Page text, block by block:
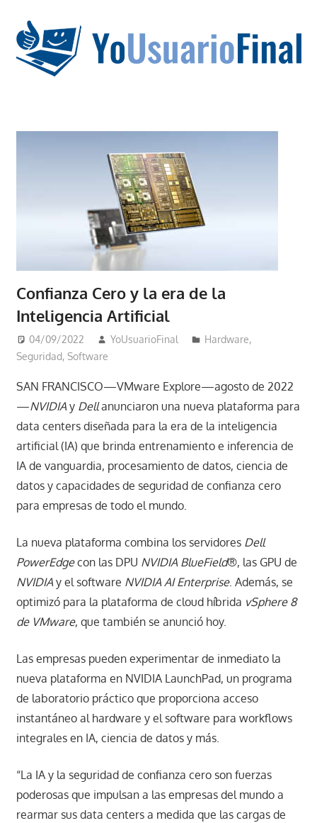
contenido
Confianza Cero y la era de la
Inteligencia Artificial
04/09/2022 YoUsuarioFinal Hardware,
Seguridad, Software
SAN FRANCISCO—VMware Explore—agosto de 2022
—NVIDIA y Dellanunciaron una nueva plataforma para
data centers diseñada para la era de la inteligencia
artificial (IA) que brinda entrenamiento e inferencia de
IA de vanguardia, procesamiento de datos, ciencia de
datos y capacidades de seguridad de confianza cero
para empresas de todo el mundo.
La nueva plataforma combina los servidores Dell
PowerEdgecon las DPU NVIDIA BlueField®, las GPU de
NVIDIA y el software NVIDIA AI Enterprise. Además, se
optimizó para la plataforma de cloud híbrida vSphere 8
de VMware, que también se anunció hoy.
Las empresas pueden experimentar de inmediato la
nueva plataforma en NVIDIA LaunchPad, un programa
de laboratorio práctico que proporciona acceso
instantáneo al hardware y el software para workflows
integrales en IA, ciencia de datos y más.
“La IA y la seguridad de confianza cero son fuerzas
poderosas que impulsan a las empresas del mundo a
rearmar sus data centers a medida que las cargas de